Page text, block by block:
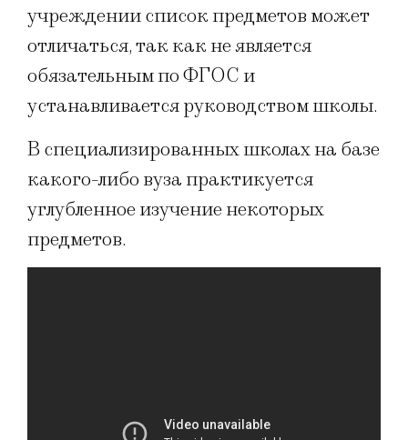
учреждении список предметов может
отличаться, так как не является
обязательным по ФГОС и
устанавливается руководством школы.
В специализированных школах на базе
какого-либо вуза практикуется
углубленное изучение некоторых
предметов.